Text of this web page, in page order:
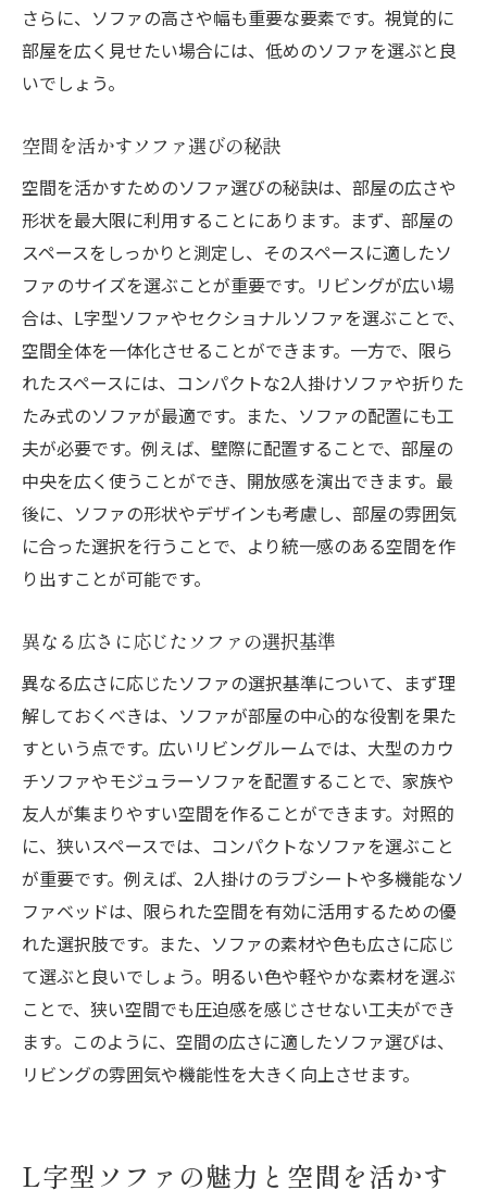
さらに、ソファの高さや幅も重要な要素です。視覚的に
部屋を広く見せたい場合には、低めのソファを選ぶと良
いでしょう。
空間を活かすソファ選びの秘訣
空間を活かすためのソファ選びの秘訣は、部屋の広さや
形状を最大限に利用することにあります。まず、部屋の
スペースをしっかりと測定し、そのスペースに適したソ
ファのサイズを選ぶことが重要です。リビングが広い場
合は、L字型ソファやセクショナルソファを選ぶことで、
空間全体を一体化させることができます。一方で、限ら
れたスペースには、コンパクトな2人掛けソファや折りた
たみ式のソファが最適です。また、ソファの配置にも工
夫が必要です。例えば、壁際に配置することで、部屋の
中央を広く使うことができ、開放感を演出できます。最
後に、ソファの形状やデザインも考慮し、部屋の雰囲気
に合った選択を行うことで、より統一感のある空間を作
り出すことが可能です。
異なる広さに応じたソファの選択基準
異なる広さに応じたソファの選択基準について、まず理
解しておくべきは、ソファが部屋の中心的な役割を果た
すという点です。広いリビングルームでは、大型のカウ
チソファやモジュラーソファを配置することで、家族や
友人が集まりやすい空間を作ることができます。対照的
に、狭いスペースでは、コンパクトなソファを選ぶこと
が重要です。例えば、2人掛けのラブシートや多機能なソ
ファベッドは、限られた空間を有効に活用するための優
れた選択肢です。また、ソファの素材や色も広さに応じ
て選ぶと良いでしょう。明るい色や軽やかな素材を選ぶ
ことで、狭い空間でも圧迫感を感じさせない工夫ができ
ます。このように、空間の広さに適したソファ選びは、
リビングの雰囲気や機能性を大きく向上させます。
L字型ソファの魅力と空間を活かす